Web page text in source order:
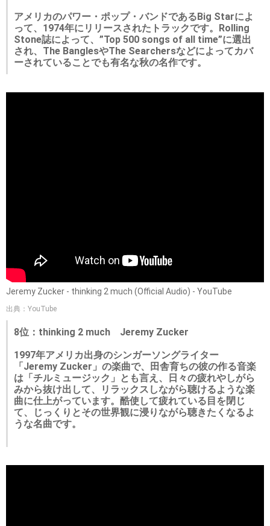
アメリカのパワー・ポップ・バンドであるBig Starによ
って、1974年にリリースされたトラックです。Rolling
Stone誌によって、”Top 500 songs of all time”に選出
され、The BanglesやThe Searchersなどによってカバ
ーされていることでも有名な秋の名作です。
Jeremy Zucker - thinking 2 much (Official Audio) - YouTube
出典：YouTube
8位：thinking 2 much Jeremy Zucker
1997年アメリカ出身のシンガーソングライター
「Jeremy Zucker」の楽曲で、田舎育ちの彼の作る音楽
は「チルミュージック」とも言え、日々の疲れやしがら
みから抜け出して、リラックスしながら聴けるような楽
曲に仕上がっています。酷使して疲れている目を閉じ
て、じっくりとその世界観に浸りながら聴きたくなるよ
うな名曲です。